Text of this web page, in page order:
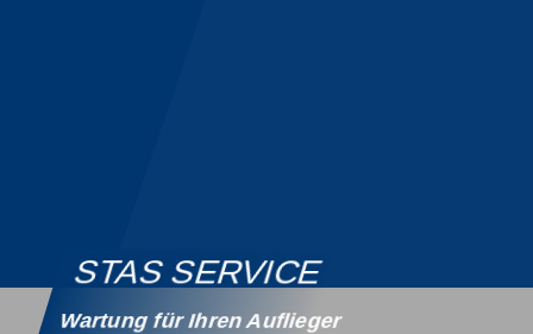
STAS SER­VICE
War­tung für Ihren Auflieger